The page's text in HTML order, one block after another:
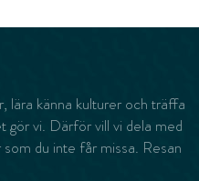
lära känna kulturer och träffa
gör vi. Därför vill vi dela med
du inte får missa. Resan